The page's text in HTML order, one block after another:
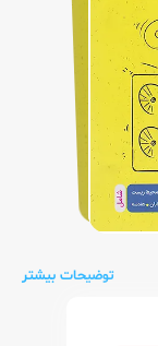
توضیحات بیشتر